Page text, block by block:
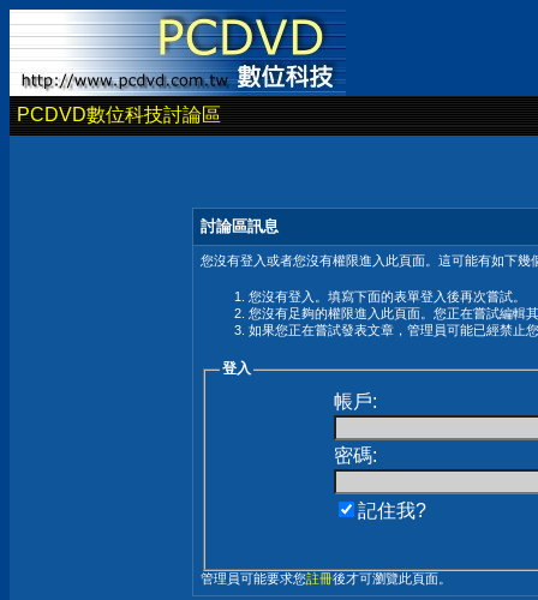
PCDVD數位科技討論區
討論區訊息
您沒有登入或者您沒有權限進入此頁面。這可能有如下幾
您沒有登入。填寫下面的表單登入後再次嘗試。
您沒有足夠的權限進入此頁面。您正在嘗試編輯
如果您正在嘗試發表文章，管理員可能已經禁止
登入
帳戶:
密碼:
記住我?
管理員可能要求您註冊後才可瀏覽此頁面。